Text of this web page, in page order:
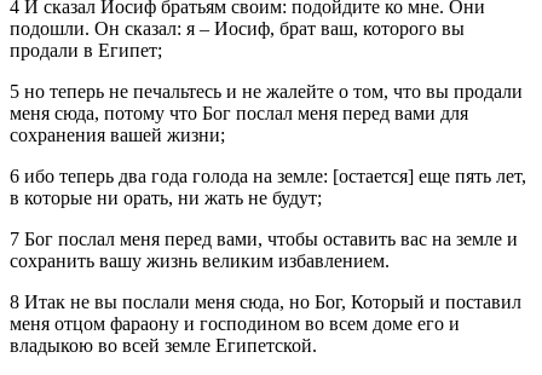
4 И сказал Иосиф братьям своим: подойдите ко мне. Они
подошли. Он сказал: я – Иосиф, брат ваш, которого вы
продали в Египет;
5 но теперь не печальтесь и не жалейте о том, что вы продали
меня сюда, потому что Бог послал меня перед вами для
сохранения вашей жизни;
6 ибо теперь два года голода на земле: [остается] еще пять лет,
в которые ни орать, ни жать не будут;
7 Бог послал меня перед вами, чтобы оставить вас на земле и
сохранить вашу жизнь великим избавлением.
8 Итак не вы послали меня сюда, но Бог, Который и поставил
меня отцом фараону и господином во всем доме его и
владыкою во всей земле Египетской.